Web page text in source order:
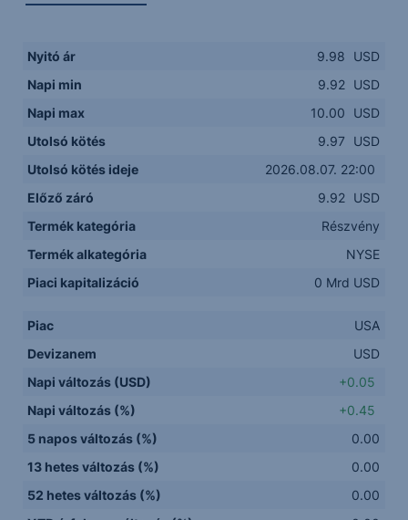
Nyitó ár 9.98
USD
Napi min
9.92 USD
Napi max
10.00
USD
Utolsó kötés
9.97
USD
Utolsó kötés ideje
2026.08.07. 22:00
Előző záró
9.92 USD
Termék kategória
Részvény
Termék alkategória
NYSE
Piaci kapitalizáció
0 Mrd USD
Piac
USA
Devizanem
USD
Napi változás (USD)
+0.05
Napi változás (%)
+0.45
5 napos változás (%)
0.00
13 hetes változás (%)
0.00
52 hetes változás (%)
0.00